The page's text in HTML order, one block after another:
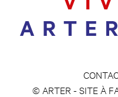
© ARTER - SITE À